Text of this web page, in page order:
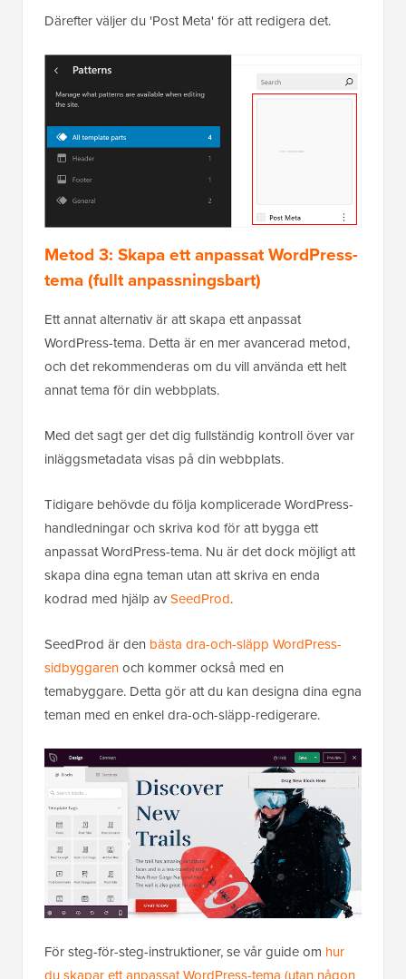
Därefter väljer du 'Post Meta' för att redigera det.
Metod 3: Skapa ett anpassat WordPress-
tema (fullt anpassningsbart)
Ett annat alternativ är att skapa ett anpassat
WordPress-tema. Detta är en mer avancerad metod,
och det rekommenderas om du vill använda ett helt
annat tema för din webbplats.
Med det sagt ger det dig fullständig kontroll över var
inläggsmetadata visas på din webbplats.
Tidigare behövde du följa komplicerade WordPress-
handledningar och skriva kod för att bygga ett
anpassat WordPress-tema. Nu är det dock möjligt att
skapa dina egna teman utan att skriva en enda
kodrad med hjälp avSeedProd.
SeedProd är den bästa dra-och-släpp WordPress-
sidbyggarenoch kommer också med en
temabyggare. Detta gör att du kan designa dina egna
teman med en enkel dra-och-släpp-redigerare.
För steg-för-steg-instruktioner, se vår guide om hur